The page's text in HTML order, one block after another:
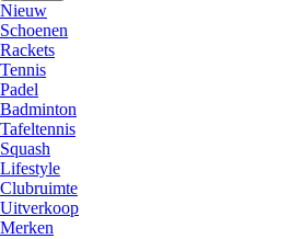
Nieuw
Schoenen
Rackets
Tennis
Padel
Badminton
Tafeltennis
Squash
Lifestyle
Clubruimte
Uitverkoop
Merken